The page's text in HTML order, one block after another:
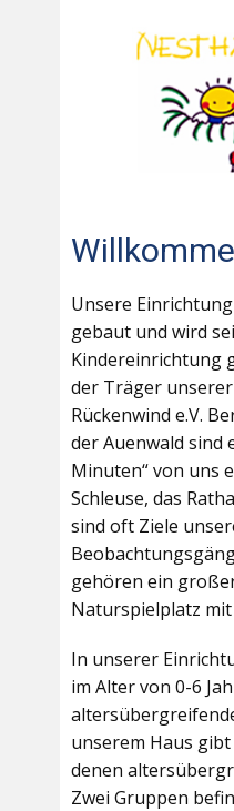
Unsere
gebaut und wird
Kindereinrichtung
der Träger
Rückenwind e.V.
der Auenwald sind
Minuten“ von uns
Schleuse, das
sind oft Ziele
gehören ein
Naturspielplatz
In unserer
im Alter von 0-6
unserem Haus
denen
Zwei Gruppen